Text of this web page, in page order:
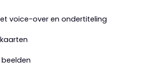
voice-over en ondertiteling
beelden